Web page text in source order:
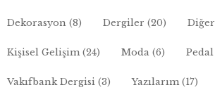
Dekorasyon (8) Dergiler (20) Diğer
Kişisel Gelişim(24) Moda (6) Pedal
Vakıfbank Dergisi (3) Yazılarım(17)